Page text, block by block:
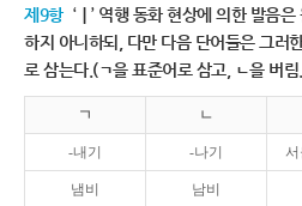
제9항 ‘ㅣ’ 역행 동화 현상에 의한 발음
하지 아니하되, 다만 다음 단어들은 그러
로 삼는다.(ㄱ을 표준어로 삼고, ㄴ을 버림
ㄱ ㄴ
-내기 -나기
냄비 남비